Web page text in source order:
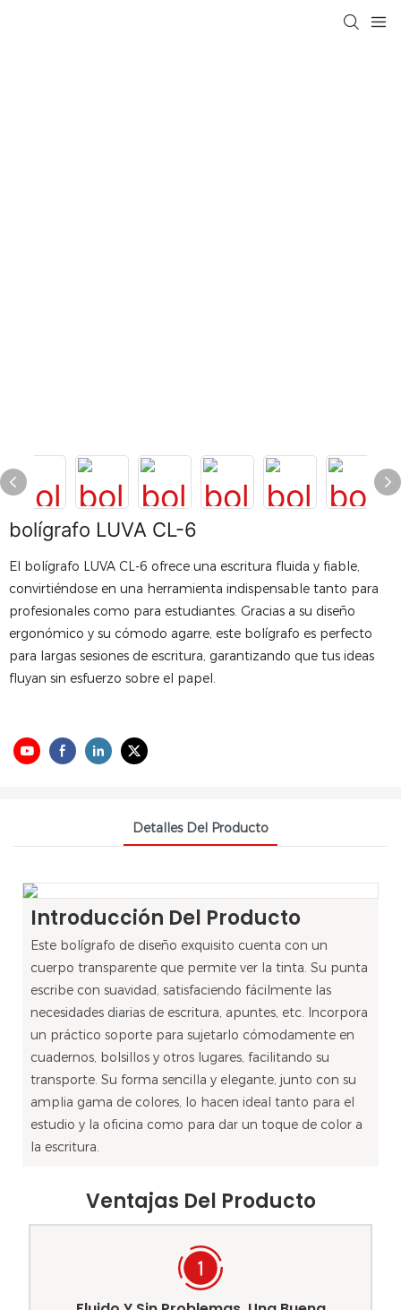
bolígrafo LUVA CL-6
El bolígrafo LUVA CL-6 ofrece una escritura fluida y fiable,
convirtiéndose en una herramienta indispensable tanto para
profesionales como para estudiantes. Gracias a su diseño
ergonómico y su cómodo agarre, este bolígrafo es perfecto
para largas sesiones de escritura, garantizando que tus ideas
fluyan sin esfuerzo sobre el papel.
Detalles Del Producto
Introducción Del Producto
Este bolígrafo de diseño exquisito cuenta con un
cuerpo transparente que permite ver la tinta. Su punta
escribe con suavidad, satisfaciendo fácilmente las
necesidades diarias de escritura, apuntes, etc. Incorpora
un práctico soporte para sujetarlo cómodamente en
cuadernos, bolsillos y otros lugares, facilitando su
transporte. Su forma sencilla y elegante, junto con su
amplia gama de colores, lo hacen ideal tanto para el
estudio y la oficina como para dar un toque de color a
la escritura.
Ventajas Del Producto